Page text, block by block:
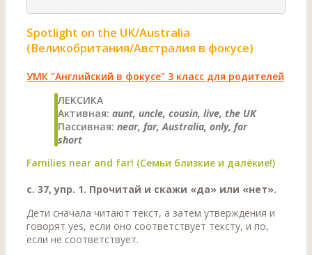
Spotlight on the UK/Australia
(Великобритания/Австралия в фокусе)
УМК "Английский в фокусе" 3 класс для родителей
ЛЕКСИКА
Активная: aunt, uncle, cousin, live, the UK
Пассивная: near, far, Australia, only, for
short
Families near and far! (Семьи близкие и далёкие!)
с. 37, упр. 1. Прочитай и скажи «да» или «нет».
Дети сначала читают текст, а затем утверждения и
говорят yes, если оно соответствует тексту, и по,
если не соответствует.